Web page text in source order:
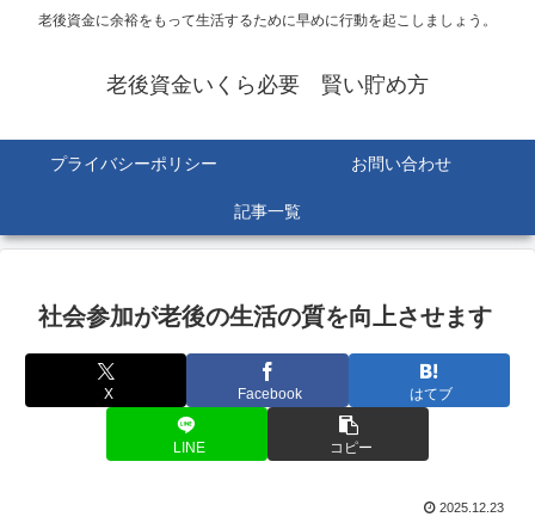
老後資金に余裕をもって生活するために早めに行動を起こしましょう。
老後資金いくら必要 賢い貯め方
プライバシーポリシー お問い合わせ
記事一覧
社会参加が老後の生活の質を向上させます
X Facebook はてブ
LINE コピー
2025.12.23